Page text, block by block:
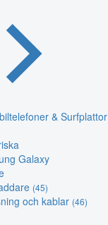
& Surfplattor
Galaxy
(45)
och kablar (46)